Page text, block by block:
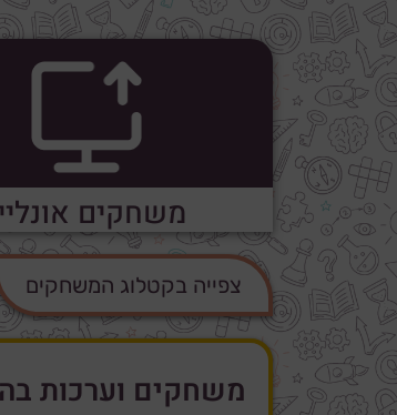
משחקים
צפייה בקטלוג המשחקים
משחקים וערכות